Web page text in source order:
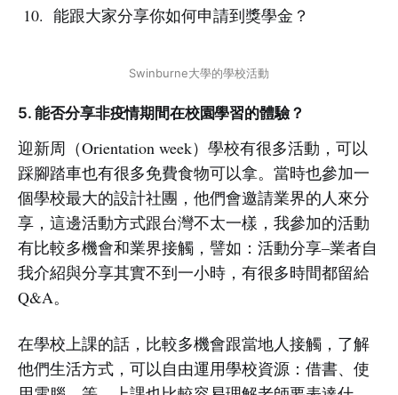
能跟大家分享你如何申請到獎學金？
Swinburne大學的學校活動
5. 能否分享非疫情期間在校園學習的體驗？
迎新周（Orientation week）學校有很多活動，可以
踩腳踏車也有很多免費食物可以拿。當時也參加一
個學校最大的設計社團，他們會邀請業界的人來分
享，這邊活動方式跟台灣不太一樣，我參加的活動
有比較多機會和業界接觸，譬如：活動分享–業者自
我介紹與分享其實不到一小時，有很多時間都留給
Q&A。
在學校上課的話，比較多機會跟當地人接觸，了解
他們生活方式，可以自由運用學校資源：借書、使